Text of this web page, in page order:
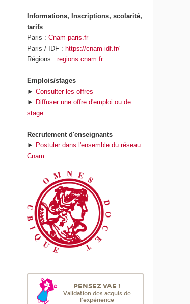
Informations, Inscriptions, scolarité,
tarifs
Paris :Cnam-paris.fr
Paris / IDF :https://cnam-idf.fr/
Régions :regions.cnam.fr
Emplois/stages
►Consulter les offres
► Diffuser une offre d'emploi ou de
stage
Recrutement d'enseignants
► Postuler dans l'ensemble du réseau
Cnam
PENSEZ VAE !
Validation des acquis de
l'expérience